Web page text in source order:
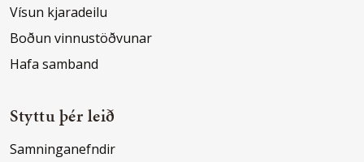
Vísun kjaradeilu
Boðun vinnustöðvunar
Hafa samband
Styttu þér leið
Samninganefndir